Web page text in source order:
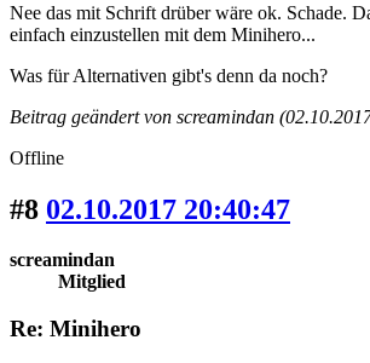
Nee das mit Schrift drüber wäre ok. Schade.
einfach einzustellen mit dem Minihero...
Was für Alternativen gibt's denn da noch?
Beitrag geändert von screamindan
Offline
#8 02.10.2017 20:40:47
screamindan
Mitglied
Re: Minihero